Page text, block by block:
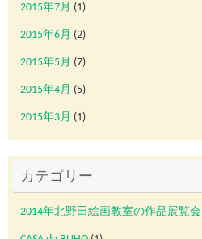
2015年7月 (1)
2015年6月 (2)
2015年5月 (7)
2015年4月 (5)
2015年3月 (1)
カテゴリー
2014年北野田絵画教室の作品展覧会